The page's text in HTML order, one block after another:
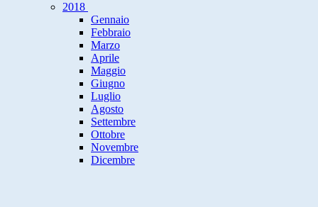
2018
Gennaio
Febbraio
Marzo
Aprile
Maggio
Giugno
Luglio
Agosto
Settembre
Ottobre
Novembre
Dicembre